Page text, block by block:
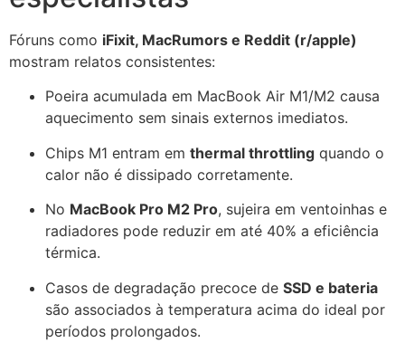
Fóruns como iFixit, MacRumors e Reddit (r/apple)
mostram relatos consistentes:
Poeira acumulada em MacBook Air M1/M2 causa
aquecimento sem sinais externos imediatos.
Chips M1 entram em thermal throttling quando o
calor não é dissipado corretamente.
No MacBook Pro M2 Pro, sujeira em ventoinhas e
radiadores pode reduzir em até 40% a eficiência
térmica.
Casos de degradação precoce de SSD e bateria
são associados à temperatura acima do ideal por
períodos prolongados.